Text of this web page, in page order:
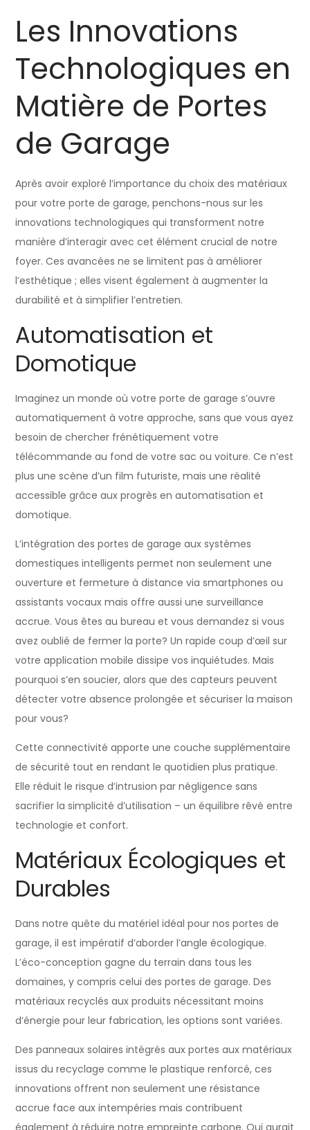
Les Innovations
Technologiques en
Matière de Portes
de Garage
Après avoir exploré l’importance du choix des matériaux
pour votre porte de garage, penchons-nous sur les
innovations technologiques qui transforment notre
manière d’interagir avec cet élément crucial de notre
foyer. Ces avancées ne se limitent pas à améliorer
l’esthétique ; elles visent également à augmenter la
durabilité et à simplifier l’entretien.
Automatisation et
Domotique
Imaginez un monde où votre porte de garage s’ouvre
automatiquement à votre approche, sans que vous ayez
besoin de chercher frénétiquement votre
télécommande au fond de votre sac ou voiture. Ce n’est
plus une scène d’un film futuriste, mais une réalité
accessible grâce aux progrès en automatisation et
domotique.
L’intégration des portes de garage aux systèmes
domestiques intelligents permet non seulement une
ouverture et fermeture à distance via smartphones ou
assistants vocaux mais offre aussi une surveillance
accrue. Vous êtes au bureau et vous demandez si vous
avez oublié de fermer la porte? Un rapide coup d’œil sur
votre application mobile dissipe vos inquiétudes. Mais
pourquoi s’en soucier, alors que des capteurs peuvent
détecter votre absence prolongée et sécuriser la maison
pour vous?
Cette connectivité apporte une couche supplémentaire
de sécurité tout en rendant le quotidien plus pratique.
Elle réduit le risque d’intrusion par négligence sans
sacrifier la simplicité d’utilisation – un équilibre rêvé entre
technologie et confort.
Matériaux Écologiques et
Durables
Dans notre quête du matériel idéal pour nos portes de
garage, il est impératif d’aborder l’angle écologique.
L’éco-conception gagne du terrain dans tous les
domaines, y compris celui des portes de garage. Des
matériaux recyclés aux produits nécessitant moins
d’énergie pour leur fabrication, les options sont variées.
Des panneaux solaires intégrés aux portes aux matériaux
issus du recyclage comme le plastique renforcé, ces
innovations offrent non seulement une résistance
accrue face aux intempéries mais contribuent
également à réduire notre empreinte carbone. Qui aurait